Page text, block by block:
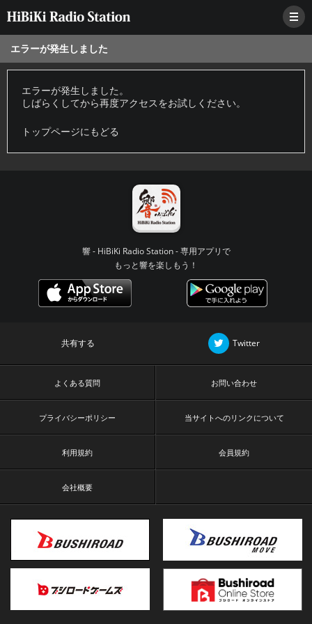
エラーが発生しました
エラーが発生しました。
しばらくしてから再度アクセスをお試しください。
トップページにもどる
響 - HiBiKi Radio Station - 専用アプリで
もっと響を楽しもう！
共有する Twitter
よくある質問 お問い合わせ
プライバシーポリシー 当サイトへのリンクについて
利用規約 会員規約
会社概要